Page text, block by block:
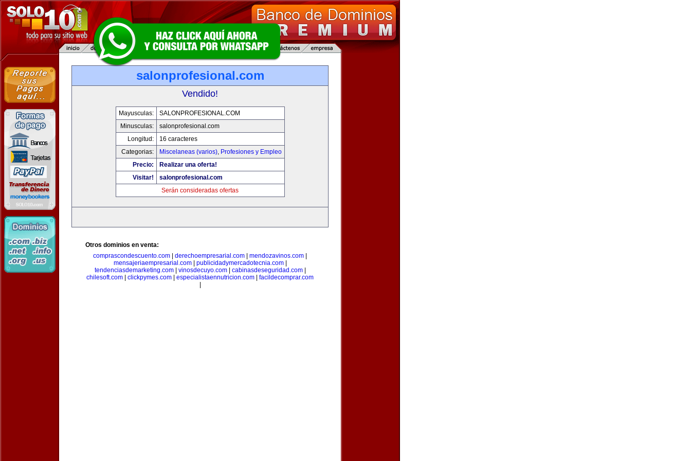
salonprofesional.com
Vendido!
Mayusculas:
SALONPROFESIONAL.COM
Minusculas:
salonprofesional.com
Longitud:
16 caracteres
Categorias:
Miscelaneas (varios), Profesiones y Empleo
Precio:
Realizar una oferta!
Visitar!
salonprofesional.com
Serán consideradas ofertas
Otros dominios en venta:
comprascondescuento.com
derechoempresarial.com mendozavinos.com
mensajeriaempresarial.com| publicidadymercadotecnia.com|
tendenciasdemarketing.com| vinosdecuyo.com| cabinasdeseguridad.com|
chilesoft.com
clickpymes.com especialistaennutricion.com
facildecomprar.com